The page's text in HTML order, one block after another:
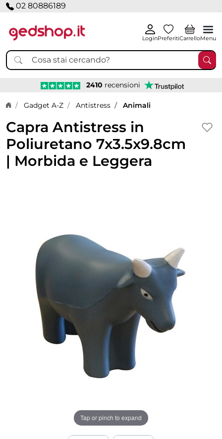
02 80886189
LoginPreferitiCarrelloMenu
2410 recensioni
Home page
Gadget A-Z Antistress Animali
Capra Antistress in
Poliuretano 7x3.5x9.8cm
| Morbida e Leggera
Tap or pinch to expand